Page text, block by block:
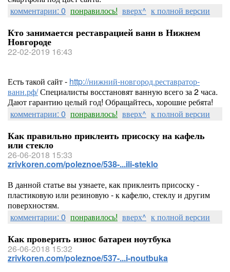
комментарии: 0 понравилось! вверх^ к полной версии
Кто занимается реставрацией ванн в Нижнем
Новгороде
22-02-2019 16:43
Есть такой сайт - http://нижний-новгород.реставратор-
ванн.рф/Специалисты восстановят ванную всего за 2 часа.
Дают гарантию целый год! Обращайтесь, хорошие ребята!
комментарии: 0 понравилось! вверх^ к полной версии
Как правильно приклеить присоску на кафель
или стекло
26-06-2018 15:33
zrivkoren.com/poleznoe/538-...ili-steklo
В данной статье вы узнаете, как приклеить присоску -
пластиковую или резиновую - к кафелю, стеклу и другим
поверхностям.
комментарии: 0 понравилось! вверх^ к полной версии
Как проверить износ батареи ноутбука
26-06-2018 15:32
zrivkoren.com/poleznoe/537-...i-noutbuka